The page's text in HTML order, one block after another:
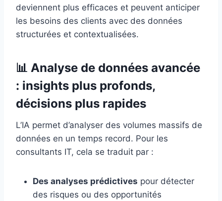
deviennent plus efficaces et peuvent anticiper
les besoins des clients avec des données
structurées et contextualisées.
📊 Analyse de données avancée
: insights plus profonds,
décisions plus rapides
L’IA permet d’analyser des volumes massifs de
données en un temps record. Pour les
consultants IT, cela se traduit par :
Des analyses prédictives pour détecter
des risques ou des opportunités